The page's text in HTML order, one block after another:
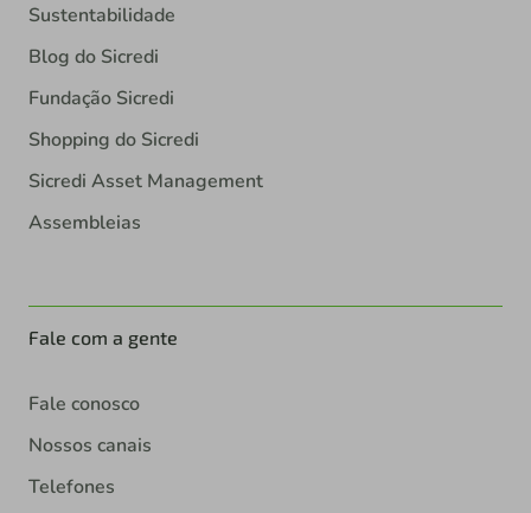
Sustentabilidade
Blog do Sicredi
Fundação Sicredi
Shopping do Sicredi
Sicredi Asset Management
Assembleias
Fale com a gente
Fale conosco
Nossos canais
Telefones